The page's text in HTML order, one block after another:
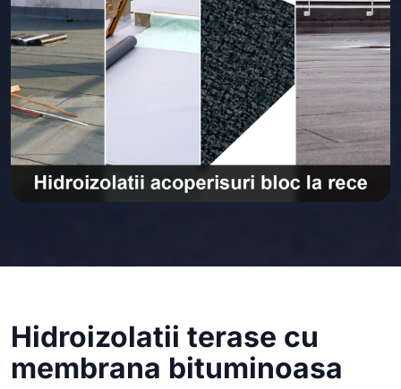
Hidroizolatii terase cu
membrana bituminoasa